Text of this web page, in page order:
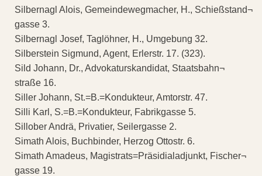
Silbernagl Alois, Gemeindewegmacher, H., Schießstand¬
gasse 3.
Silbernagl Josef, Taglöhner, H., Umgebung 32.
Silberstein Sigmund, Agent, Erlerstr. 17. (323).
Sild Johann, Dr., Advokaturskandidat, Staatsbahn¬
straße 16.
Siller Johann, St.=B.=Kondukteur, Amtorstr. 47.
Silli Karl, S.=B.=Kondukteur, Fabrikgasse 5.
Sillober Andrä, Privatier, Seilergasse 2.
Simath Alois, Buchbinder, Herzog Ottostr. 6.
Simath Amadeus, Magistrats=Präsidialadjunkt, Fischer¬
gasse 19.